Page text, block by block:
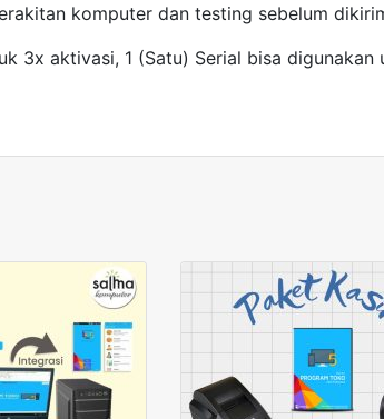
komputer dan testing sebelum
3x aktivasi, 1 (Satu) Serial bisa